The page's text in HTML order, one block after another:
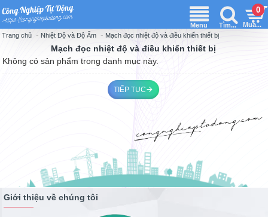
0
Trang chủ Nhiệt Độ và Độ Ẩm Mạch đọc nhiệt độ và điều khiển thiết bị
Mạch đọc nhiệt độ và điều khiển thiết bị
Không có sản phẩm trong danh mục này.
TIẾP TỤC
Giới thiệu về chúng tôi